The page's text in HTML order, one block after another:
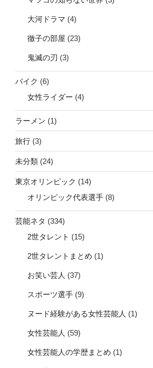
大河ドラマ (4)
徹子の部屋 (23)
鬼滅の刃 (3)
バイク (6)
女性ライダー (4)
ラーメン (1)
旅行 (3)
未分類 (24)
東京オリンピック (14)
オリンピック代表選手 (8)
芸能ネタ (334)
2世タレント (15)
2世タレントまとめ (1)
お笑い芸人 (37)
スポーツ選手 (9)
ヌード経験がある女性芸能人 (1)
女性芸能人 (59)
女性芸能人の学歴まとめ (1)